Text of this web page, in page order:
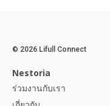
© 2026 Lifull Connect
Nestoria
ร่วมงานกับเรา